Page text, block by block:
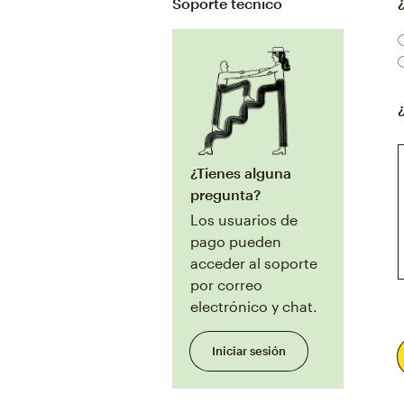
¿Tienes alguna
pregunta?
Los usuarios de
pago pueden
acceder al soporte
por correo
electrónico y chat.
Iniciar sesión